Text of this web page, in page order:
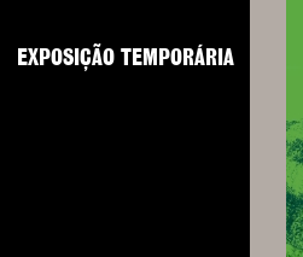
EXPOSIÇÃO TEMPORÁRIA